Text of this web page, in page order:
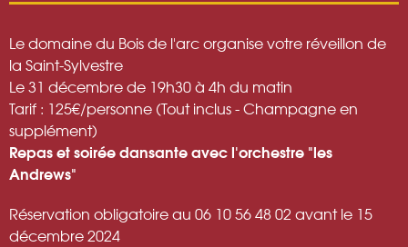
Le domaine du Bois de l'arc organise votre réveillon de
la Saint-Sylvestre
Le 31 décembre de 19h30 à 4h du matin
Tarif : 125€/personne (Tout inclus - Champagne en
supplément)
Repas et soirée dansante avec l'orchestre "les
Andrews"
Réservation obligatoire au 06 10 56 48 02 avant le 15
décembre 2024